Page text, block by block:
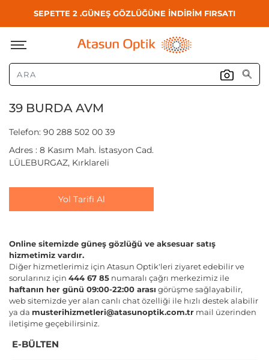
SEPETTE 2 .GÜNEŞ GÖZLÜĞÜNE İNDİRİM FIRSATI
39 BURDA AVM
Telefon: 90 288 502 00 39
Adres : 8 Kasım Mah. İstasyon Cad.
LÜLEBURGAZ, Kırklareli
Yol Tarifi Al
Online sitemizde güneş gözlüğü ve aksesuar satış
hizmetimiz vardır.
Diğer hizmetlerimiz için Atasun Optik'leri ziyaret edebilir ve
sorularınız için 444 67 85 numaralı çağrı merkezimiz ile
haftanın her günü 09:00-22:00 arası görüşme sağlayabilir,
web sitemizde yer alan canlı chat özelliği ile hızlı destek alabilir
ya da musterihizmetleri@atasunoptik.com.tr mail üzerinden
iletişime geçebilirsiniz.
E-BÜLTEN